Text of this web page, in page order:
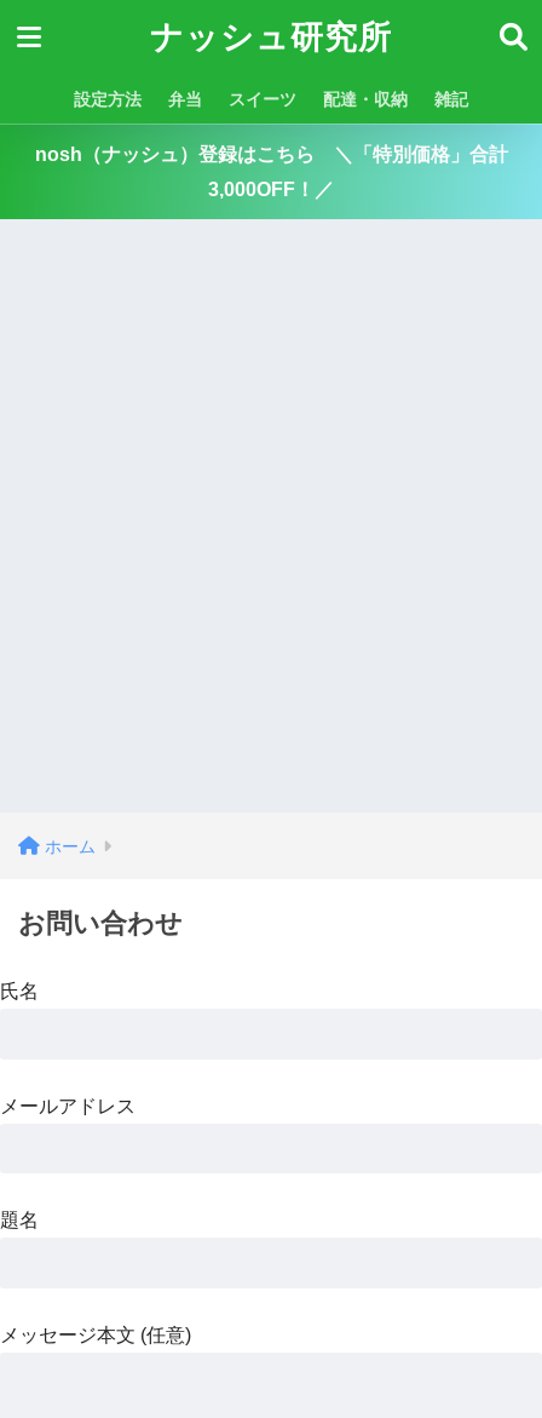
ナッシュ研究所
設定方法 弁当 スイーツ 配達・収納 雑記
nosh（ナッシュ）登録はこちら ＼「特別価格」合計
3,000OFF！／
ホーム
お問い合わせ
氏名
メールアドレス
題名
メッセージ本文 (任意)